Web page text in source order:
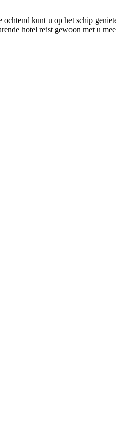
kunt u op het schip
hotel reist gewoon met u